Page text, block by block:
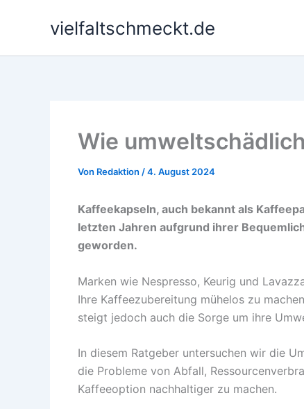
vielfaltschmeckt.de
Wie
Von Redaktion /4. August 2024
Kaffeekapseln, auch bekannt als
letzten Jahren aufgrund ihrer
geworden.
Marken wie Nespresso, Keurig und
Ihre Kaffeezubereitung mühelos zu
steigt jedoch auch die Sorge um ihre
In diesem Ratgeber untersuchen wir die
die Probleme von Abfall,
Kaffeeoption nachhaltiger zu machen.